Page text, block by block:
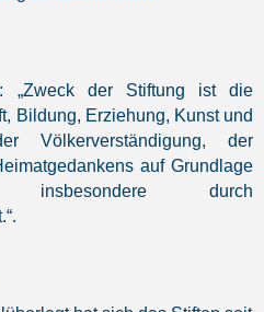
„Zweck der Stiftung ist die
Bildung, Erziehung, Kunst und
Völkerverständigung, der
auf Grundlage
durch